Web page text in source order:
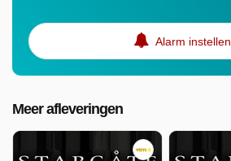
Alarm instellen
Meer afleveringen